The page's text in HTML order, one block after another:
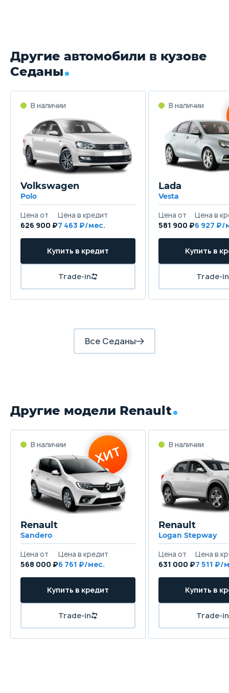
Другие автомобили в кузове
Седаны
Volkswagen
Polo
626 900 ₽7 463
Lada
Vesta
581 900 ₽6 927
Все Седаны
Другие модели Renault
Renault
Sandero
568 000 ₽6 761
Renault
Logan Stepway
631 000 ₽7 511